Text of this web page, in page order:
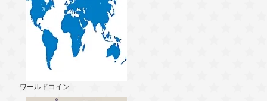
ワールドコイン